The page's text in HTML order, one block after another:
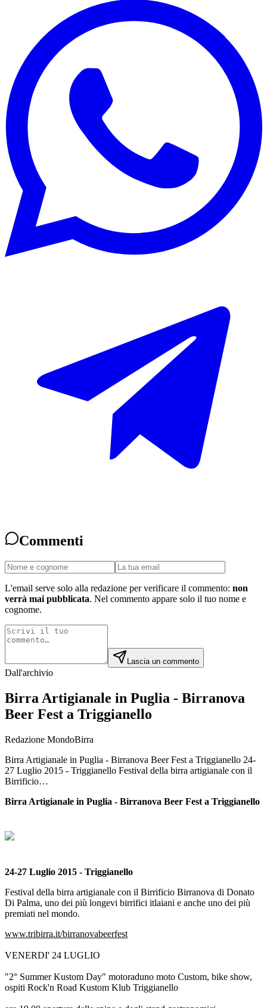
Commenti
L'email serve solo alla redazione per verificare il commento: non
verrà mai pubblicata. Nel commento appare solo il tuo nome e
cognome.
Lascia un commento
Dall'archivio
Birra Artigianale in Puglia - Birranova
Beer Fest a Triggianello
Redazione MondoBirra
Birra Artigianale in Puglia - Birranova Beer Fest a Triggianello 24-
27 Luglio 2015 - Triggianello Festival della birra artigianale con il
Birrificio…
Birra Artigianale in Puglia - Birranova Beer Fest a Triggianello
24-27 Luglio 2015 - Triggianello
Festival della birra artigianale con il Birrificio Birranova di Donato
Di Palma, uno dei più longevi birrifici itlaiani e anche uno dei più
premiati nel mondo.
www.tribirra.it/birranovabeerfest
VENERDI' 24 LUGLIO
"2° Summer Kustom Day" motoraduno moto Custom, bike show,
ospiti Rock'n Road Kustom Klub Triggianello